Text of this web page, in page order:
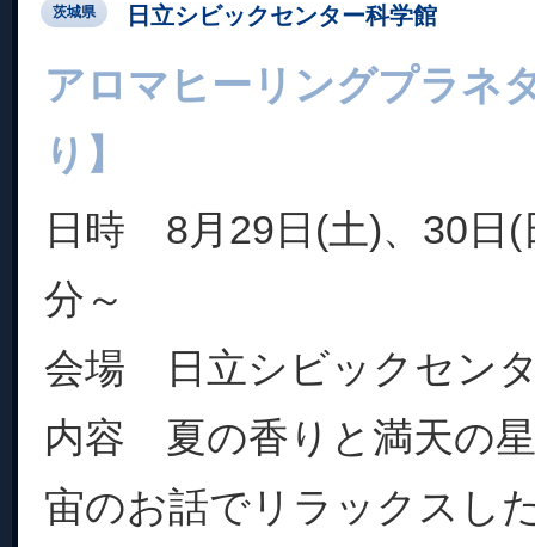
茨城県 日立シビックセンター科学館
アロマヒーリングプラネ
り】
日時 8月29日(土)、30日
分～
会場 日立シビックセン
内容 夏の香りと満天の
宙のお話でリラックスし